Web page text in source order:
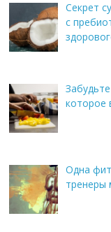
Секрет
с
которое
Одна
тренеры